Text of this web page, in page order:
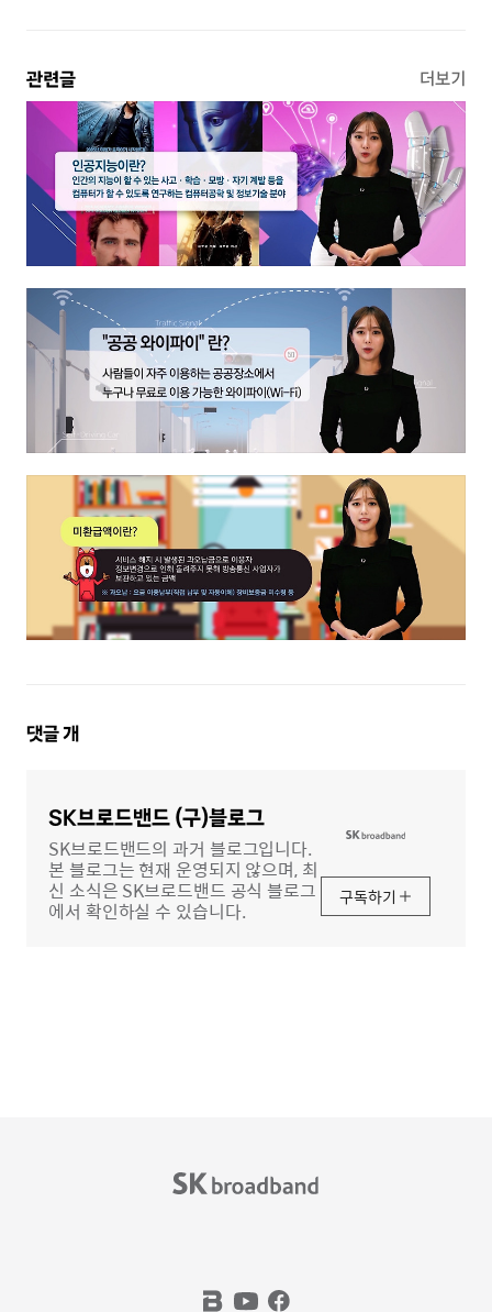
관련글 더보기
댓
댓글개
SK브로드밴드 (구)블로그
SK브로드밴드의 과거 블로그입니다.
본 블로그는 현재 운영되지 않으며, 최
신 소식은 SK브로드밴드 공식 블로그
에서 확인하실 수 있습니다.
구독하기